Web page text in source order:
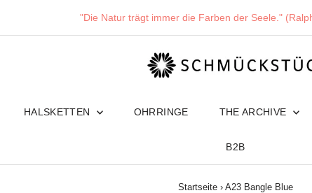
"Die Natur trägt immer die Farben der Seele."
HALSKETTEN OHRRINGE THE ARCHIVE
B2B
Startseite › A23 Bangle Blue